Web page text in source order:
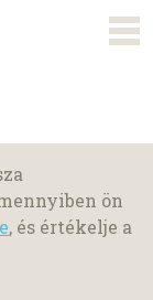
ön
, és értékelje a